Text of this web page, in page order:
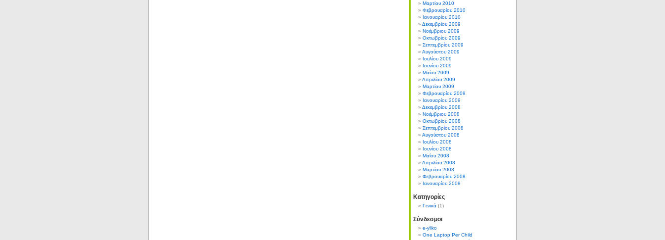
Μαρτίου 2010
Φεβρουαρίου 2010
Ιανουαρίου 2010
Δεκεμβρίου 2009
Νοέμβριου 2009
Οκτωβρίου 2009
Σεπτεμβρίου 2009
Αυγούστου 2009
Ιουλίου 2009
Ιουνίου 2009
Μαΐου 2009
Απριλίου 2009
Μαρτίου 2009
Φεβρουαρίου 2009
Ιανουαρίου 2009
Δεκεμβρίου 2008
Νοέμβριου 2008
Οκτωβρίου 2008
Σεπτεμβρίου 2008
Αυγούστου 2008
Ιουλίου 2008
Ιουνίου 2008
Μαΐου 2008
Απριλίου 2008
Μαρτίου 2008
Φεβρουαρίου 2008
Ιανουαρίου 2008
Κατηγορίες
Γενικά (1)
Σύνδεσμοι
e-yliko
One Laptop Per Child